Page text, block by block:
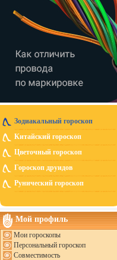
Зодиакальный гороскоп
Китайский гороскоп
Цветочный гороскоп
Гороскоп друидов
Рунический гороскоп
Мой профиль
Мои гороскопы
Персональный гороскоп
Совместимость